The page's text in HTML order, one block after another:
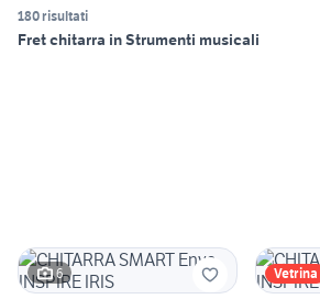
180 risultati
Fret chitarra in Strumenti musicali
6 Vetrina